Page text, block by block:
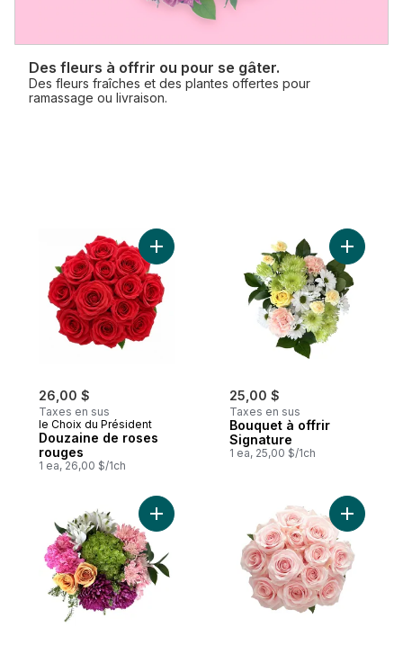
Des fleurs à offrir ou pour se gâter.
Des fleurs fraîches et des plantes offertes pour
ramassage ou livraison.
26,00 $
Taxes en sus
le Choix du Président
Douzaine de roses
rouges
1 ea, 26,00 $/1ch
Ajouter Douzaine de roses rouges au
25,00 $
Taxes en sus
Bouquet à offrir
Signature
1 ea, 25,00 $/1ch
Ajouter
Ajouter Bouquet haut de gamme à offrir
Ajouter